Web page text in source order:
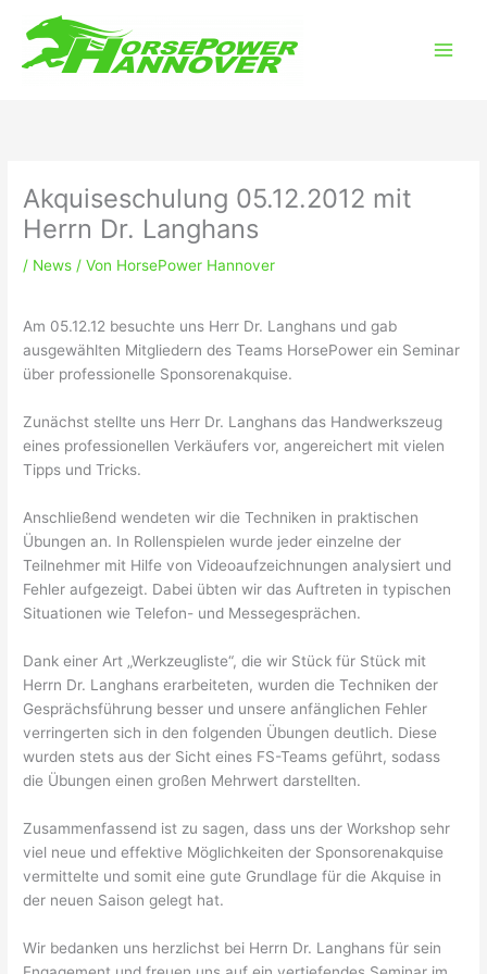
Inhalt
springen
Akquiseschulung 05.12.2012 mit
Herrn Dr. Langhans
/ News / Von HorsePower Hannover
Am 05.12.12 besuchte uns Herr Dr. Langhans und gab
ausgewählten Mitgliedern des Teams HorsePower ein Seminar
über professionelle Sponsorenakquise.
Zunächst stellte uns Herr Dr. Langhans das Handwerkszeug
eines professionellen Verkäufers vor, angereichert mit vielen
Tipps und Tricks.
Anschließend wendeten wir die Techniken in praktischen
Übungen an. In Rollenspielen wurde jeder einzelne der
Teilnehmer mit Hilfe von Videoaufzeichnungen analysiert und
Fehler aufgezeigt. Dabei übten wir das Auftreten in typischen
Situationen wie Telefon- und Messegesprächen.
Dank einer Art „Werkzeugliste“, die wir Stück für Stück mit
Herrn Dr. Langhans erarbeiteten, wurden die Techniken der
Gesprächsführung besser und unsere anfänglichen Fehler
verringerten sich in den folgenden Übungen deutlich. Diese
wurden stets aus der Sicht eines FS-Teams geführt, sodass
die Übungen einen großen Mehrwert darstellten.
Zusammenfassend ist zu sagen, dass uns der Workshop sehr
viel neue und effektive Möglichkeiten der Sponsorenakquise
vermittelte und somit eine gute Grundlage für die Akquise in
der neuen Saison gelegt hat.
Wir bedanken uns herzlichst bei Herrn Dr. Langhans für sein